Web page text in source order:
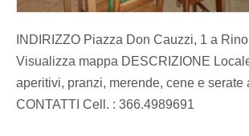
INDIRIZZO Piazza Don Cauzzi, 1 a
Visualizza mappa DESCRIZIONE
aperitivi, pranzi, merende, cene e serate
CONTATTI Cell. : 366.4989691